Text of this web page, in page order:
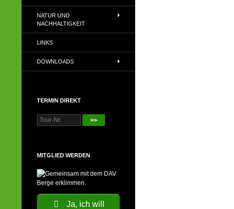
NATUR UND
NACHHALTIGKEIT
LINKS
DOWNLOADS
TERMIN DIREKT
>>
MITGLIED WERDEN
Ja, ich will